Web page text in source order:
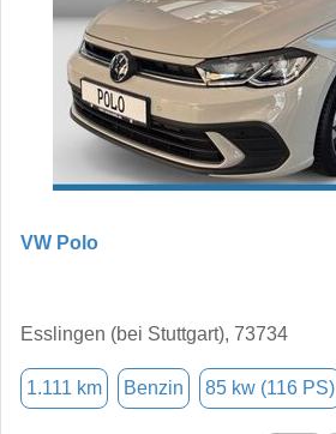
VW Polo
Esslingen (bei Stuttgart), 73734
1.111 km Benzin 85 kw (116 PS)